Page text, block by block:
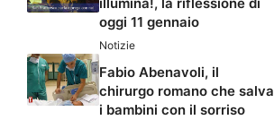
oggi 11 gennaio
Notizie
Fabio Abenavoli, il
chirurgo romano che salva
i bambini con il sorriso